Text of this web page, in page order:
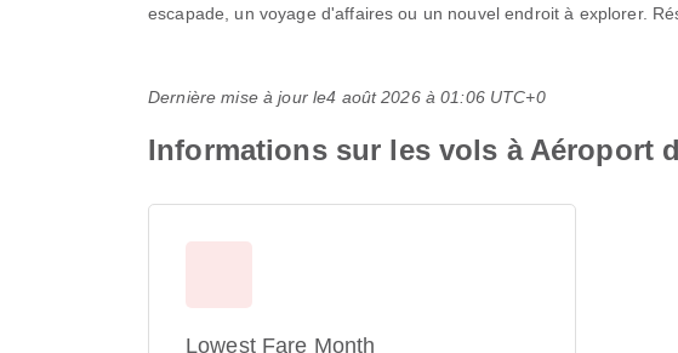
escapade, un voyage d'affaires ou un nouvel endroit à explorer.
Dernière mise à jour le4 août 2026 à 01:06 UTC+0
Informations sur les vols à Aéroport
Lowest Fare Month